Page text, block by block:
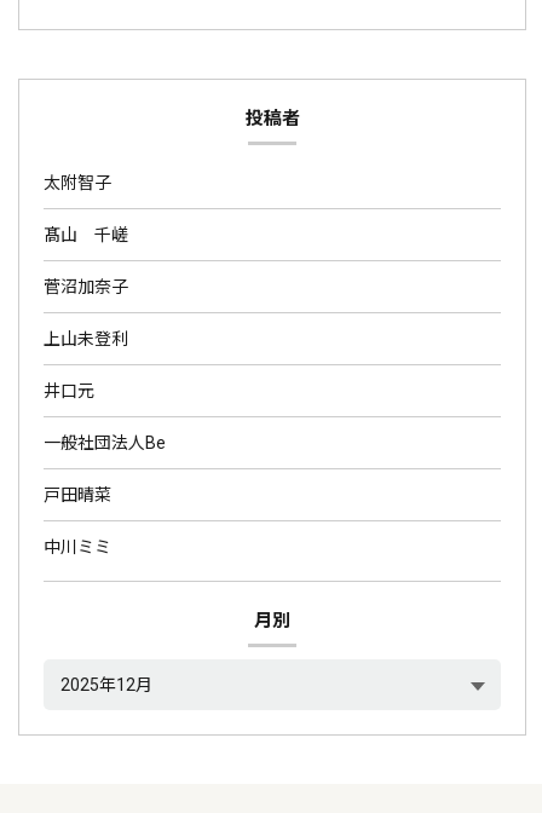
投稿者
太附智子
髙山 千嵯
菅沼加奈子
上山未登利
井口元
一般社団法人Be
戸田晴菜
中川ミミ
月別